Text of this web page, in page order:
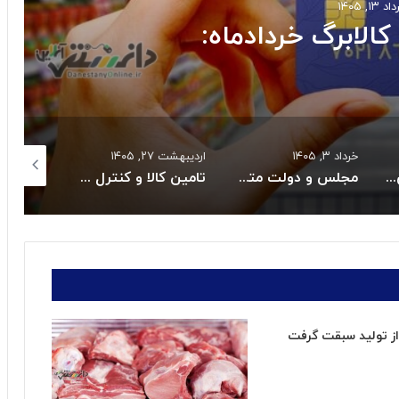
خردادماه:
مدار تولید
خرداد ۳, ۱۴۰۵
مجلس و دولت متعهد به حل بحران دارو و تجهیزات پزشکی شدند
اردیبهشت ۲۷, ۱۴۰۵
تامین کالا و کنترل قیمت هااز راهبردهای اصلی دولت است
اردیبهشت ۲۷, ۱۴۰۵
تولید سبقت گرفت